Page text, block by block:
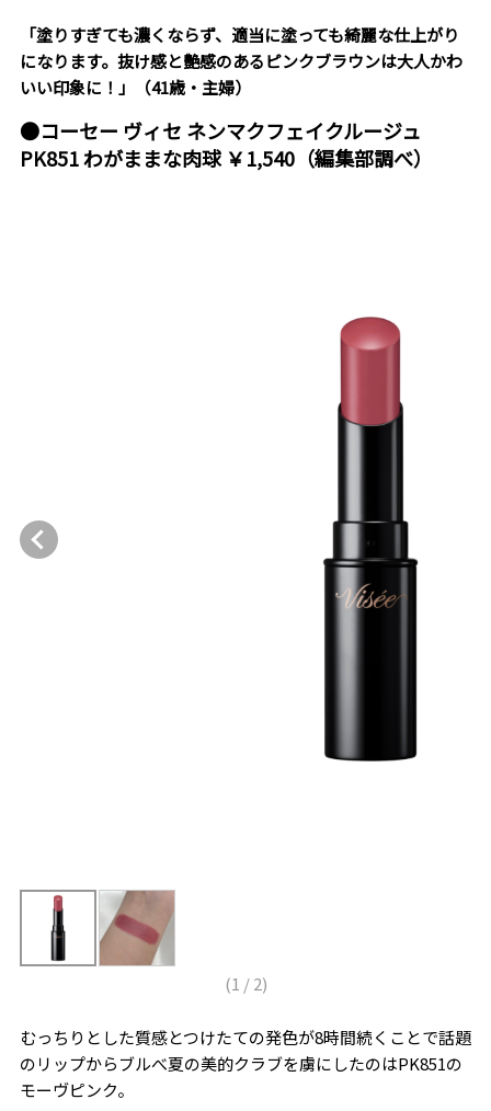
「塗りすぎても濃くならず、適当に塗っても綺麗な仕上がり
になります。抜け感と艶感のあるピンクブラウンは大人かわ
いい印象に！」（41歳・主婦）
●コーセー ヴィセ ネンマクフェイクルージュ
PK851 わがままな肉球 ￥1,540（編集部調べ）
(1 /2)
むっちりとした質感とつけたての発色が8時間続くことで話題
のリップからブルべ夏の美的クラブを虜にしたのはPK851の
モーヴピンク。